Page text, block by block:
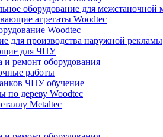
оборудование для межстаночной
агрегаты Woodtec
Woodtec
для производства наружной рекламы
для ЧПУ
и ремонт оборудования
работы
ЧПУ обучение
по дереву Woodtec
Metaltec